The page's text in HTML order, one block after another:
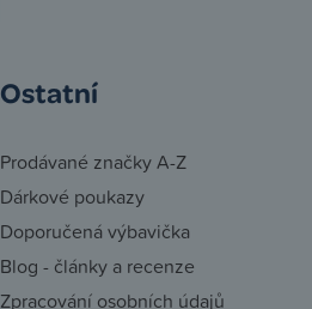
Ostatní
Prodávané značky A-Z
Dárkové poukazy
Doporučená výbavička
Blog - články a recenze
Zpracování osobních údajů